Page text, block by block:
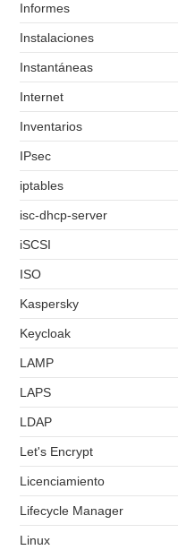
Informes
Instalaciones
Instantáneas
Internet
Inventarios
IPsec
iptables
isc-dhcp-server
iSCSI
ISO
Kaspersky
Keycloak
LAMP
LAPS
LDAP
Let's Encrypt
Licenciamiento
Lifecycle Manager
Linux